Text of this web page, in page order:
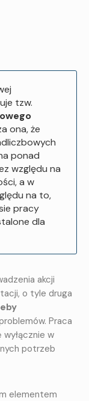
tzw.
ona, że
ponad
względu na
a w
na to,
pracy
dla
akcji
o tyle druga
Praca
w
potrzeb
elementem